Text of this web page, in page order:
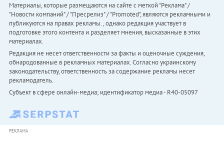
Материалы, которые размещаются на сайте с меткой "Реклама" /
"Новости компаний" / "Пресрелиз" / "Promoted", являются рекламными и
публикуются на правах рекламы. , однако редакция участвует в
подготовке этого контента и разделяет мнения, высказанные в этих
материалах.
Редакция не несет ответственности за факты и оценочные суждения,
обнародованные в рекламных материалах. Согласно украинскому
законодательству, ответственность за содержание рекламы несет
рекламодатель.
Субъект в сфере онлайн-медиа; идентификатор медиа - R40-05097
РЕКЛАМА